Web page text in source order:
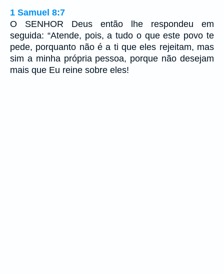
1 Samuel 8:7
O SENHOR Deus então lhe respondeu em
seguida: “Atende, pois, a tudo o que este povo te
pede, porquanto não é a ti que eles rejeitam, mas
sim a minha própria pessoa, porque não desejam
mais que Eu reine sobre eles!